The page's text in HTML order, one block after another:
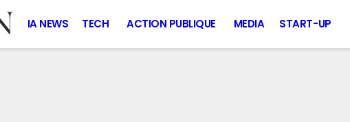
IA NEWS TECH ACTION PUBLIQUE MEDIA START-UP